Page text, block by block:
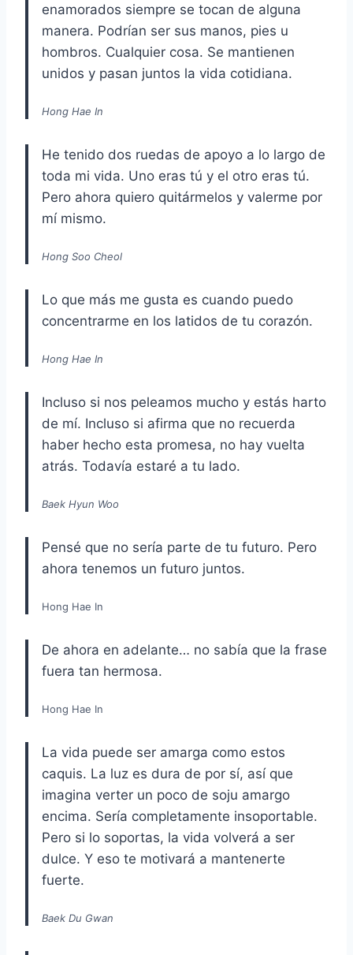
enamorados siempre se tocan de alguna
manera. Podrían ser sus manos, pies u
hombros. Cualquier cosa. Se mantienen
unidos y pasan juntos la vida cotidiana.
Hong Hae In
He tenido dos ruedas de apoyo a lo largo de
toda mi vida. Uno eras tú y el otro eras tú.
Pero ahora quiero quitármelos y valerme por
mí mismo.
Hong Soo Cheol
Lo que más me gusta es cuando puedo
concentrarme en los latidos de tu corazón.
Hong Hae In
Incluso si nos peleamos mucho y estás harto
de mí. Incluso si afirma que no recuerda
haber hecho esta promesa, no hay vuelta
atrás. Todavía estaré a tu lado.
Baek Hyun Woo
Pensé que no sería parte de tu futuro. Pero
ahora tenemos un futuro juntos.
Hong Hae In
De ahora en adelante… no sabía que la frase
fuera tan hermosa.
Hong Hae In
La vida puede ser amarga como estos
caquis. La luz es dura de por sí, así que
imagina verter un poco de soju amargo
encima. Sería completamente insoportable.
Pero si lo soportas, la vida volverá a ser
dulce. Y eso te motivará a mantenerte
fuerte.
Baek Du Gwan